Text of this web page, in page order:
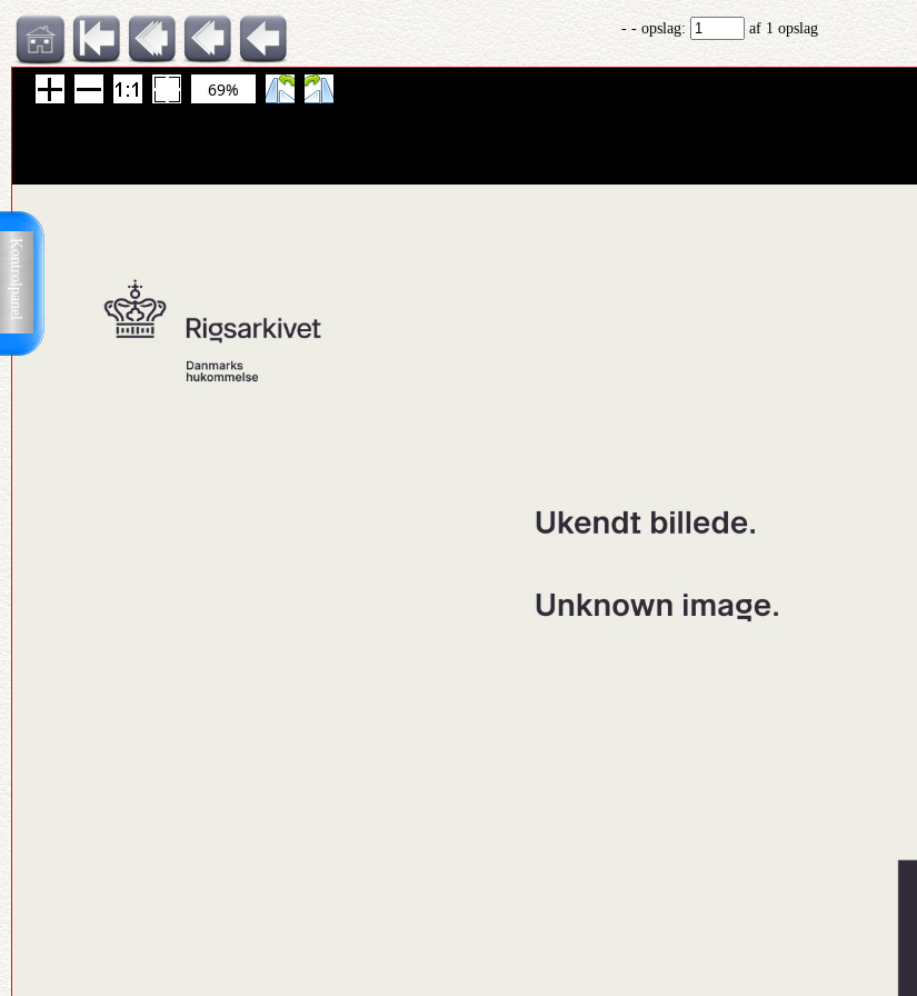
Kontrolpanel
- - opslag: af 1 opslag
69%